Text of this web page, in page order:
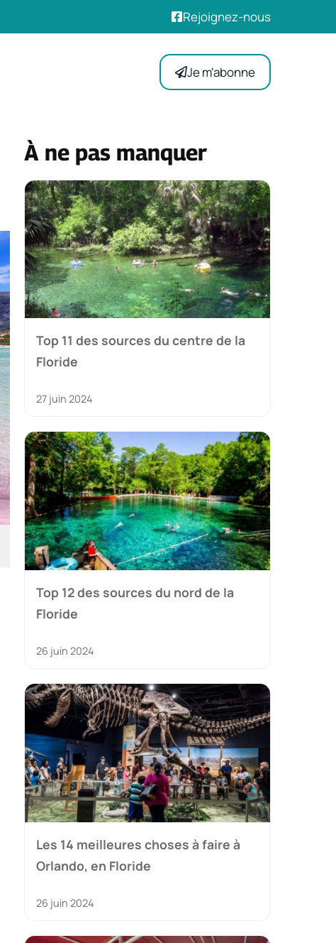
Rejoignez-nous
Je m'abonne
À ne pas manquer
Top 11 des sources du centre de la
Floride
27 juin 2024
Top 12 des sources du nord de la
Floride
26 juin 2024
Les 14 meilleures choses à faire à
Orlando, en Floride
26 juin 2024